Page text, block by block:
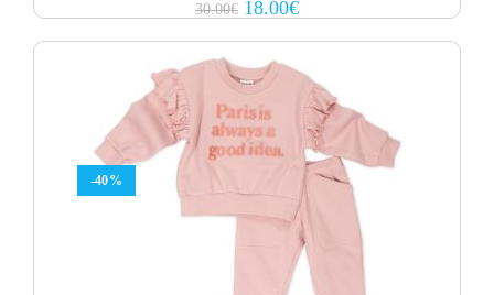
30.00€ Original
price
18.00€Current
price
-40%